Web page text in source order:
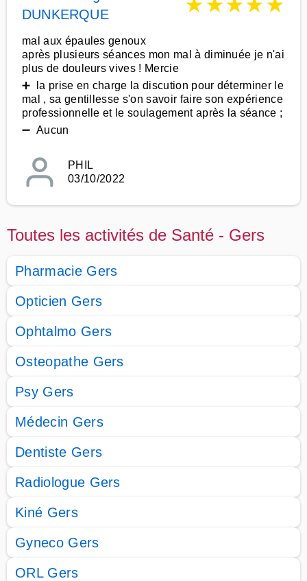
DUNKERQUE
mal aux épaules genoux
après plusieurs séances mon mal à diminuée je n'ai
plus de douleurs vives ! Mercie
➕ la prise en charge la discution pour déterminer le
mal , sa gentillesse s'on savoir faire son expérience
professionnelle et le soulagement après la séance ;
➖ Aucun
PHIL
03/10/2022
Toutes les activités de Santé - Gers
Pharmacie Gers
Opticien Gers
Ophtalmo Gers
Osteopathe Gers
Psy Gers
Médecin Gers
Dentiste Gers
Radiologue Gers
Kiné Gers
Gyneco Gers
ORL Gers